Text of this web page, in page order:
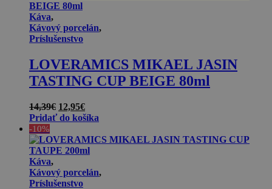
Káva,
Kávový porcelán,
Príslušenstvo
LOVERAMICS MIKAEL JASIN
TASTING CUP BEIGE 80ml
14,39€ Pôvodná
cena
14,39€.
12,95€Aktuálna
cena
12,95€.
Pridať do košíka
-10%
Káva,
Kávový porcelán,
Príslušenstvo